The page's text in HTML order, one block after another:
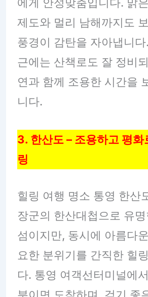
에게 안성맞춤입니다. 맑
제도와 멀리 남해까지도
풍경이 감탄을 자아냅니
근에는 산책로도 잘 정비
연과 함께 조용한 시간을
니다.
3. 한산도 – 조용하고 평화
링
힐링 여행 명소 통영 한산
장군의 한산대첩으로 유
섬이지만, 동시에 아름다
요한 분위기를 간직한 힐
다. 통영 여객선터미널에
분이면 도착하며, 걷기 좋